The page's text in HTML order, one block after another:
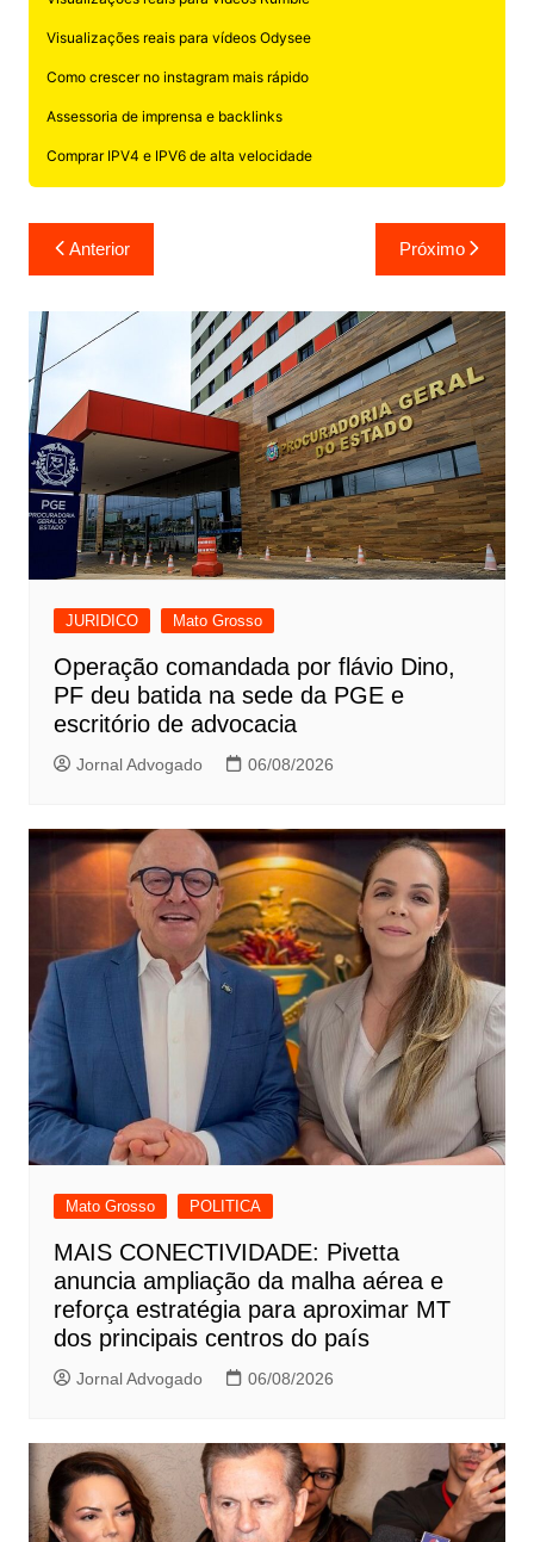
Visualizações reais para vídeos Odysee
Como crescer no instagram mais rápido
Assessoria de imprensa e backlinks
Comprar IPV4 e IPV6 de alta velocidade
Navegação
de
Post
Anterior Próximo
JURIDICO Mato Grosso
Operação comandada por flávio Dino,
PF deu batida na sede da PGE e
escritório de advocacia
Jornal Advogado 06/08/2026
Mato Grosso POLITICA
MAIS CONECTIVIDADE: Pivetta
anuncia ampliação da malha aérea e
reforça estratégia para aproximar MT
dos principais centros do país
Jornal Advogado 06/08/2026